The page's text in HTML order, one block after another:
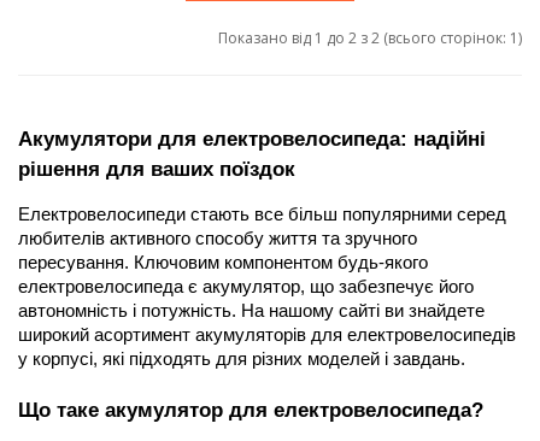
Показано від 1 до 2 з 2 (всього сторінок: 1)
Акумулятори для електровелосипеда: надійні
рішення для ваших поїздок
Електровелосипеди стають все більш популярними серед
любителів активного способу життя та зручного
пересування. Ключовим компонентом будь-якого
електровелосипеда є акумулятор, що забезпечує його
автономність і потужність. На нашому сайті ви знайдете
широкий асортимент акумуляторів для електровелосипедів
у корпусі, які підходять для різних моделей і завдань.
Що таке акумулятор для електровелосипеда?